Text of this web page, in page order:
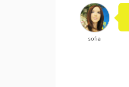
sofia